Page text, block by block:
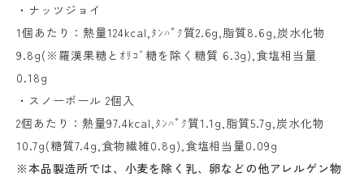
・ナッツジョイ
1個あたり：熱量124kcal,ﾀﾝﾊﾟｸ質2.6g,脂質8.6g,炭水化物
9.8g(※羅漢果糖とｵﾘｺﾞ糖を除く糖質 6.3g),食塩相当量
0.18g
・スノーボール 2個入
2個あたり：熱量97.4kcal,ﾀﾝﾊﾟｸ質1.1g,脂質5.7g,炭水化物
10.7g(糖質7.4g,食物繊維0.8g),食塩相当量0.09g
※本品製造所では、小麦を除く乳、卵などの他アレルゲン物